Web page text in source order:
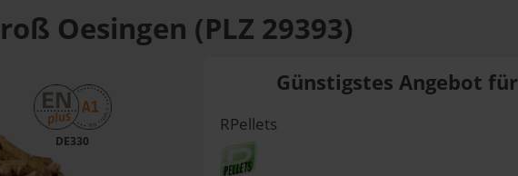
Oesingen (PLZ 29393)
DE330
Günstigstes Angebot für
RPellets